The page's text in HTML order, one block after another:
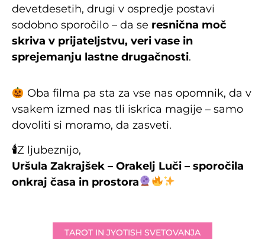
devetdesetih, drugi v ospredje postavi
sodobno sporočilo – da se resnična moč
skriva v prijateljstvu, veri vase in
sprejemanju lastne drugačnosti.
Oba filma pa sta za vse nas opomnik, da v
vsakem izmed nas tli iskrica magije – samo
dovoliti si moramo, da zasveti.
🕯Z ljubeznijo,
Uršula Zakrajšek – Orakelj Luči – sporočila
onkraj časa in prostora
TAROT IN JYOTISH SVETOVANJA